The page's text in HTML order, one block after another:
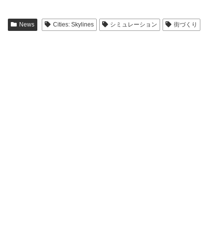
News Cities: Skylines シミュレーション 街づくり